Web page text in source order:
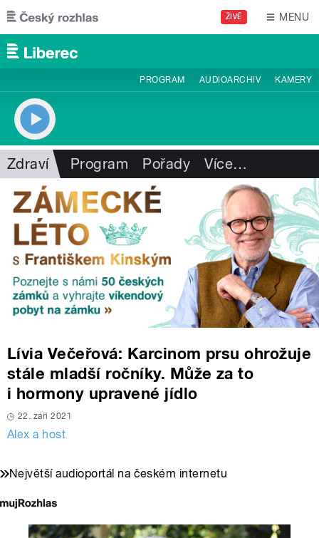
Přejít k hlavnímu obsahu
ŽIVĚ MENU
PROGRAM AUDIOARCHIV KAMERY
Zdraví Program Pořady Více…
Lívia Večeřová: Karcinom prsu ohrožuje
stále mladší ročníky. Může za to
i hormony upravené jídlo
22. září 2021
Alex a host
Největší audioportál na českém internetu